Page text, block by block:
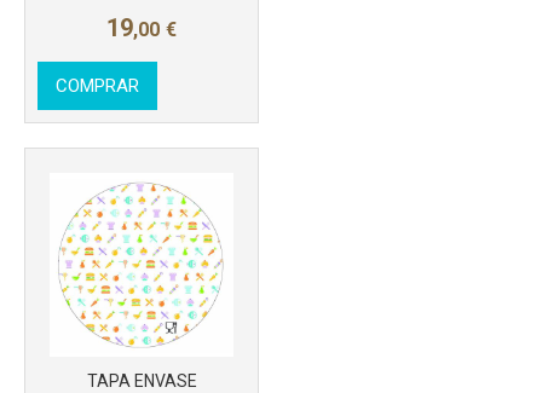
19,00 €
COMPRAR
TAPA ENVASE